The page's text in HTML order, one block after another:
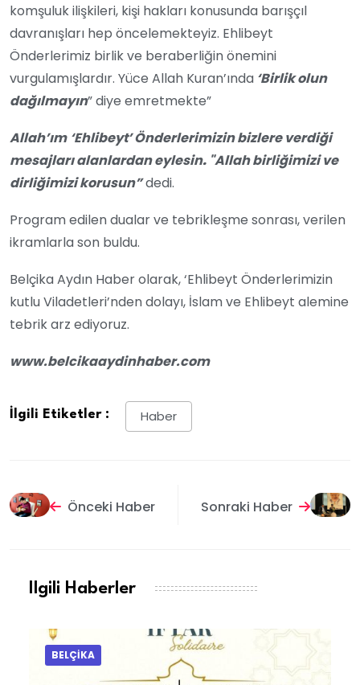
komşuluk ilişkileri, kişi hakları konusunda barışçıl
davranışları hep öncelemekteyiz. Ehlibeyt
Önderlerimiz birlik ve beraberliğin önemini
vurgulamışlardır. Yüce Allah Kuran’ında ‘Birlik olun
dağılmayın” diye emretmekte”
Allah’ım ‘Ehlibeyt’ Önderlerimizin bizlere verdiği
mesajları alanlardan eylesin. "Allah birliğimizi ve
dirliğimizi korusun”dedi.
Program edilen dualar ve tebrikleşme sonrası, verilen
ikramlarla son buldu.
Belçika Aydın Haber olarak, ‘Ehlibeyt Önderlerimizin
kutlu Viladetleri’nden dolayı, İslam ve Ehlibeyt alemine
tebrik arz ediyoruz.
www.belcikaaydinhaber.com
İlgili Etiketler : Haber
Önceki Haber Sonraki Haber
Ilgili Haberler
BELÇİKA